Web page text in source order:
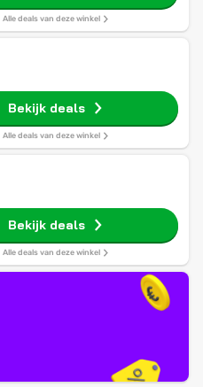
Alle deals van deze winkel
Bekijk deals
Alle deals van deze winkel
Bekijk deals
Alle deals van deze winkel